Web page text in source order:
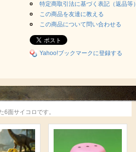
特定商取引法に基づく表記（返品等）
この商品を友達に教える
この商品について問い合わせる
Yahoo!ブックマークに登録する
面サイコロです。